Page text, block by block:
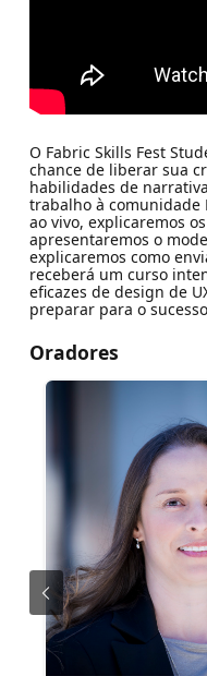
O Fabric Skills Fest
chance de liberar sua
habilidades de
trabalho à comunidade
ao vivo, explicaremos
apresentaremos o
explicaremos como
receberá um curso
eficazes de design de
preparar para o
Oradores